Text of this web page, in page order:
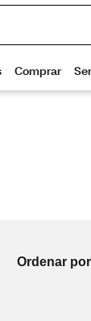
Ordenar por